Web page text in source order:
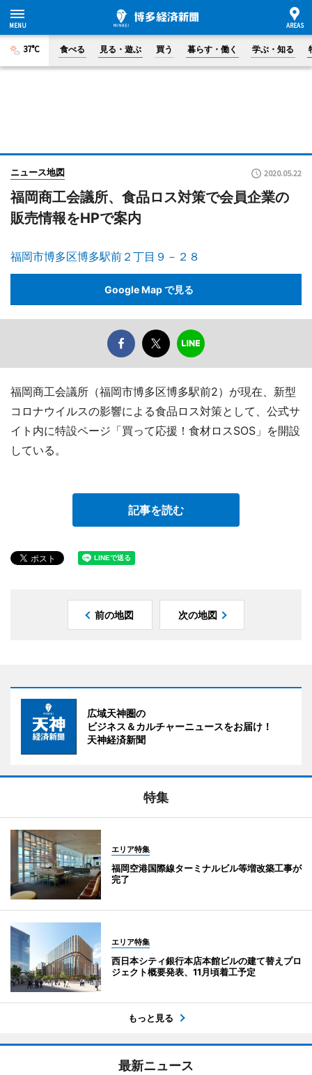
37°C 食べる 見る・遊ぶ 買う 暮らす・働く 学ぶ・知る
ニュース地図 2020.05.22
福岡商工会議所、食品ロス対策で会員企業の
販売情報をHPで案内
福岡市博多区博多駅前２丁目９－２８
Google Map で見る
福岡商工会議所（福岡市博多区博多駅前2）が現在、新型
コロナウイルスの影響による食品ロス対策として、公式サ
イト内に特設ページ「買って応援！食材ロスSOS」を開設
している。
記事を読む
前の地図 次の地図
広域天神圏の
ビジネス＆カルチャーニュースをお届け！
天神経済新聞
特集
エリア特集
福岡空港国際線ターミナルビル等増改築工事が
完了
エリア特集
西日本シティ銀行本店本館ビルの建て替えプロ
ジェクト概要発表、11月頃着工予定
もっと見る
最新ニュース